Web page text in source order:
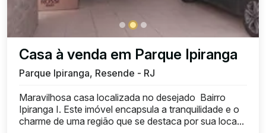
Casa à venda em Parque Ipiranga
Parque Ipiranga, Resende - RJ
Maravilhosa casa localizada no desejado Bairro
Ipiranga I. Este imóvel encapsula a tranquilidade e o
charme de uma região que se destaca por sua loca...